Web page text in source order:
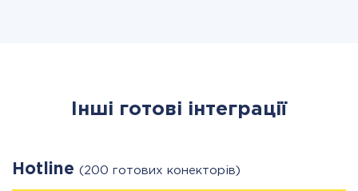
Інші готові інтеграції
Hotline (200 готових конекторів)